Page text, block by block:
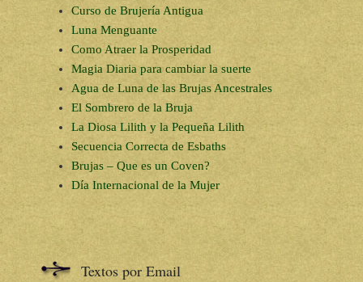
Curso de Brujería Antigua
Luna Menguante
Como Atraer la Prosperidad
Magia Diaria para cambiar la suerte
Agua de Luna de las Brujas Ancestrales
El Sombrero de la Bruja
La Diosa Lilith y la Pequeña Lilith
Secuencia Correcta de Esbaths
Brujas – Que es un Coven?
Día Internacional de la Mujer
Textos por Email